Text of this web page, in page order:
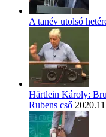
A tanév utolsó
Härtlein Károly:
Rubens cső